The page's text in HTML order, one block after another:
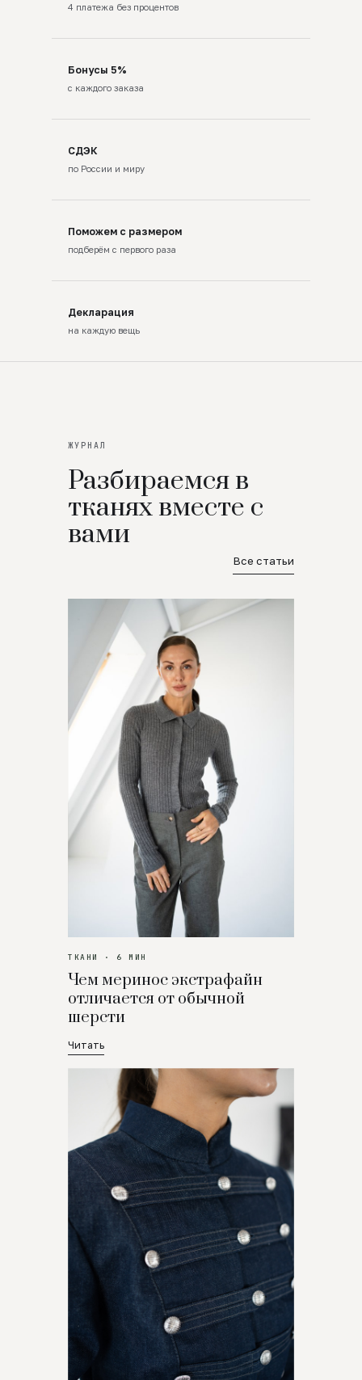
4 платежа без процентов
Бонусы 5%
с каждого заказа
СДЭК
по России и миру
Поможем с размером
подберём с первого раза
Декларация
на каждую вещь
ЖУРНАЛ
Разбираемся в
тканях вместе с
вами
Все статьи
ТКАНИ · 6 МИН
Чем меринос экстрафайн
отличается от обычной
шерсти
Читать